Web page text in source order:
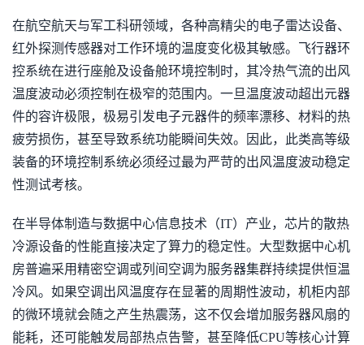
在航空航天与军工科研领域，各种高精尖的电子雷达设备、
红外探测传感器对工作环境的温度变化极其敏感。飞行器环
控系统在进行座舱及设备舱环境控制时，其冷热气流的出风
温度波动必须控制在极窄的范围内。一旦温度波动超出元器
件的容许极限，极易引发电子元器件的频率漂移、材料的热
疲劳损伤，甚至导致系统功能瞬间失效。因此，此类高等级
装备的环境控制系统必须经过最为严苛的出风温度波动稳定
性测试考核。
在半导体制造与数据中心信息技术（IT）产业，芯片的散热
冷源设备的性能直接决定了算力的稳定性。大型数据中心机
房普遍采用精密空调或列间空调为服务器集群持续提供恒温
冷风。如果空调出风温度存在显著的周期性波动，机柜内部
的微环境就会随之产生热震荡，这不仅会增加服务器风扇的
能耗，还可能触发局部热点告警，甚至降低CPU等核心计算